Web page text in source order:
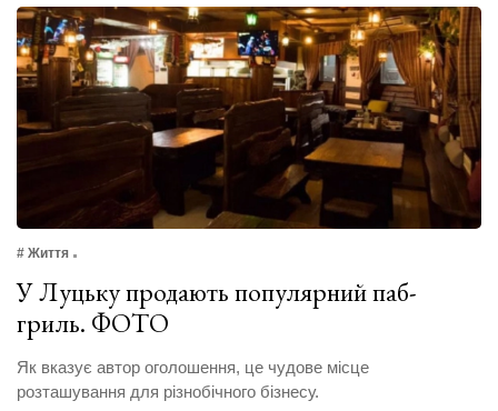
# Життя
У Луцьку продають популярний паб-
гриль. ФОТО
Як вказує автор оголошення, це чудове місце
розташування для різнобічного бізнесу.